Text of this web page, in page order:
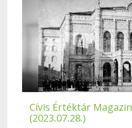
Cívis Értéktár Magazin
(2023.07.28.)